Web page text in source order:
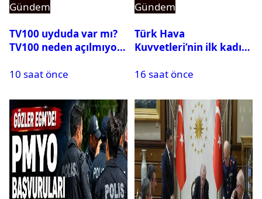
Gündem
TV100 uyduda var mı?
TV100 neden açılmıyor?
10 saat önce
Gündem
Türk Hava
Kuvvetleri’nin ilk kadın
Karapınar hakkında
ortaya çıktı
16 saat önce